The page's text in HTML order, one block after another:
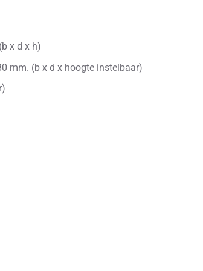
x d x h)
mm. (b x d x hoogte instelbaar)